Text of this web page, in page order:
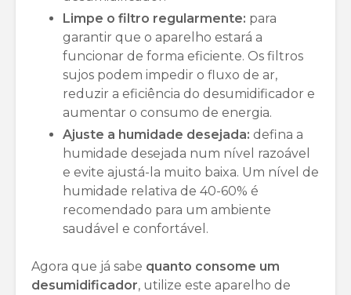
Limpe o filtro regularmente: para
garantir que o aparelho estará a
funcionar de forma eficiente. Os filtros
sujos podem impedir o fluxo de ar,
reduzir a eficiência do desumidificador e
aumentar o consumo de energia.
Ajuste a humidade desejada: defina a
humidade desejada num nível razoável
e evite ajustá-la muito baixa. Um nível de
humidade relativa de 40-60% é
recomendado para um ambiente
saudável e confortável.
Agora que já sabe quanto consome um
desumidificador, utilize este aparelho de